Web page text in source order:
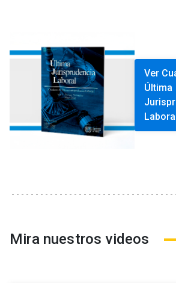
Ver
Última
Mira nuestros videos